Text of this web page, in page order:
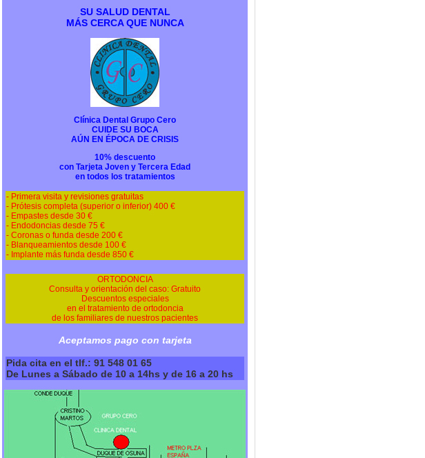
SU SALUD DENTAL
MÁS CERCA QUE NUNCA
Clínica Dental Grupo Cero
CUIDE SU BOCA
AÚN EN ÉPOCA DE CRISIS
10% descuento
con Tarjeta Joven y Tercera Edad
en todos los tratamientos
- Primera visita y revisiones gratuitas
- Prótesis completa (superior o inferior) 400 €
- Empastes desde 30 €
- Endodoncias desde 75 €
- Coronas o funda desde 200 €
- Blanqueamientos desde 100 €
- Implante más funda desde 850 €
ORTODONCIA
Consulta y orientación del caso: Gratuito
Descuentos especiales
en el tratamiento de ortodoncia
de los familiares de nuestros pacientes
Aceptamos pago con tarjeta
Pida cita en el tlf.: 91 548 01 65
De Lunes a Sábado de 10 a 14hs y de 16 a 20 hs